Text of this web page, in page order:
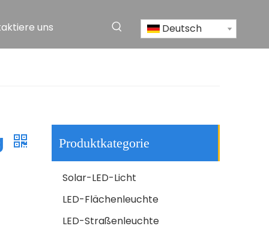
uns Deutsch
Produktkategorie
Solar-LED-Licht
LED-Flächenleuchte
LED-Straßenleuchte
Hochleistungs-T8-Glas-LED-Röhrenlicht 30 W 40 W 50 W 110 V 220 V
LED Tri-Proof-Licht